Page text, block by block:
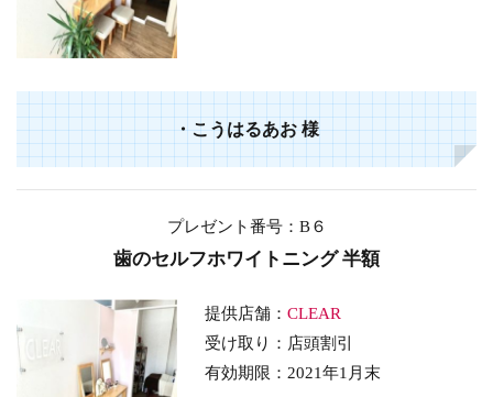
・こうはるあお 様
プレゼント番号：B６
歯のセルフホワイトニング 半額
提供店舗：CLEAR
受け取り：店頭割引
有効期限：2021年1月末